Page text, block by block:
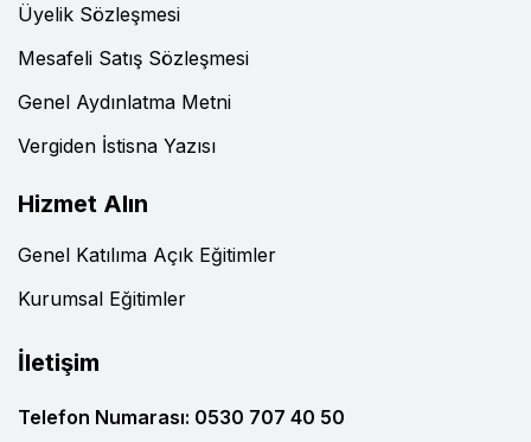
Üyelik Sözleşmesi
Mesafeli Satış Sözleşmesi
Genel Aydınlatma Metni
Vergiden İstisna Yazısı
Hizmet Alın
Genel Katılıma Açık Eğitimler
Kurumsal Eğitimler
İletişim
Telefon Numarası: 0530 707 40 50